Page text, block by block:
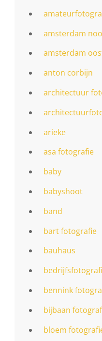
amsterdam
amsterdam
anton corbijn
architectuur
arieke
asa fotografie
baby
babyshoot
band
bart fotografie
bauhaus
bennink
bijbaan
bloem